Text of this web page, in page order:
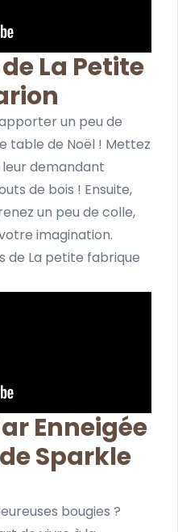
La Petite
un peu de
table de Noël ! Mettez
demandant
de bois ! Ensuite,
un peu de colle,
imagination.
de La petite fabrique
Enneigée
Sparkle
bougies ?